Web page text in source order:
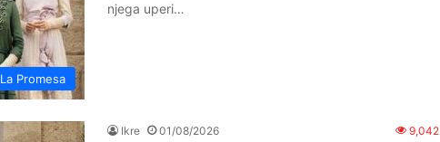
La Promesa
njega uperi…
Ikre 01/08/2026 9,042